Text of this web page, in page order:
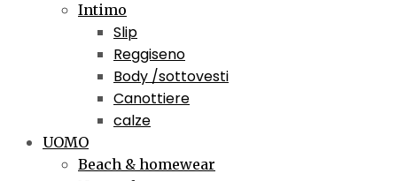
Intimo
Slip
Reggiseno
Body /sottovesti
Canottiere
calze
UOMO
Beach & homewear